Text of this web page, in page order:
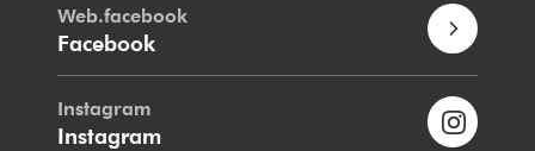
Web.facebook
Facebook
Instagram
Instagram